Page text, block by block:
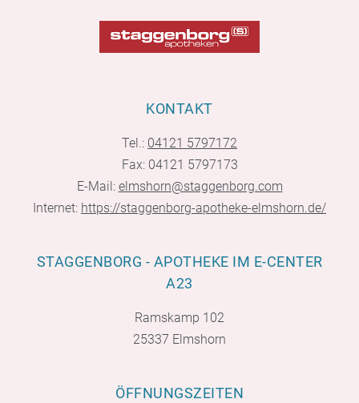
KONTAKT
Tel.: 04121 5797172
Fax: 04121 5797173
E-Mail: elmshorn@staggenborg.com
Internet: https://staggenborg-apotheke-elmshorn.de/
STAGGENBORG - APOTHEKE IM E-CENTER
A23
Ramskamp 102
25337 Elmshorn
ÖFFNUNGSZEITEN